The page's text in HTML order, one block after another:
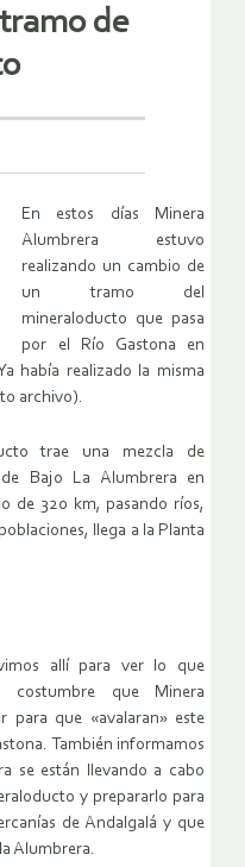
de
En estos días Minera
Alumbrera estuvo
realizando un cambio de
un tramo del
mineraloducto que pasa
por el Río Gastona en
había realizado la misma
archivo).
trae una mezcla de
Bajo La Alumbrera en
de 320 km, pasando ríos,
llega a la Planta
allí para ver lo que
costumbre que Minera
para que «avalaran» este
También informamos
se están llevando a cabo
y prepararlo para
de Andalgalá y que
Alumbrera.